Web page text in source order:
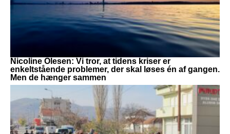
Nicoline Olesen: Vi tror, at tidens kriser er
enkeltstående problemer, der skal løses én af gangen.
Men de hænger sammen